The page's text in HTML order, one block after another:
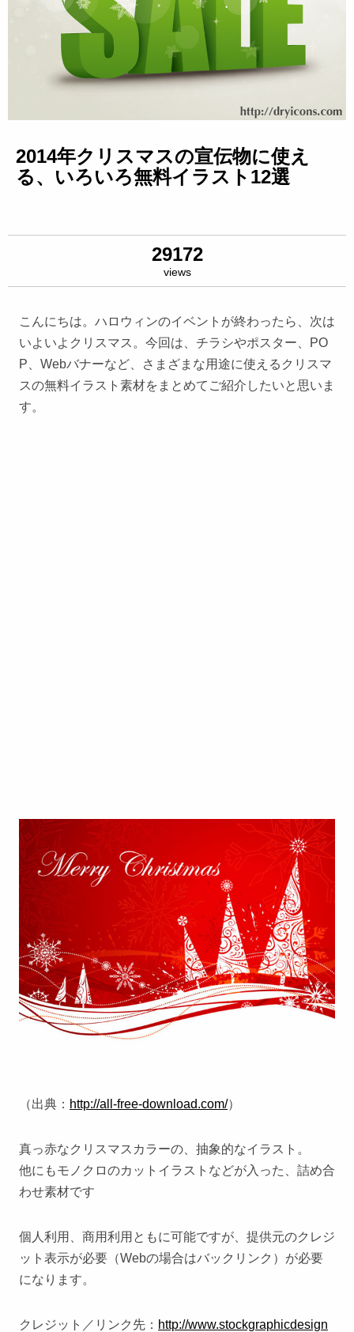
2014年クリスマスの宣伝物に使え
る、いろいろ無料イラスト12選
29172
views
こんにちは。ハロウィンのイベントが終わったら、次は
いよいよクリスマス。今回は、チラシやポスター、PO
P、Webバナーなど、さまざまな用途に使えるクリスマ
スの無料イラスト素材をまとめてご紹介したいと思いま
す。
（出典： http://all-free-download.com/）
真っ赤なクリスマスカラーの、抽象的なイラスト。
他にもモノクロのカットイラストなどが入った、詰め合
わせ素材です
個人利用、商用利用ともに可能ですが、提供元のクレジ
ット表示が必要（Webの場合はバックリンク）が必要
になります。
クレジット／リンク先： http://www.stockgraphicdesign